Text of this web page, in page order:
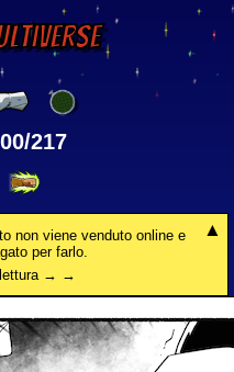
217
non viene venduto online e
per farlo.
→ →